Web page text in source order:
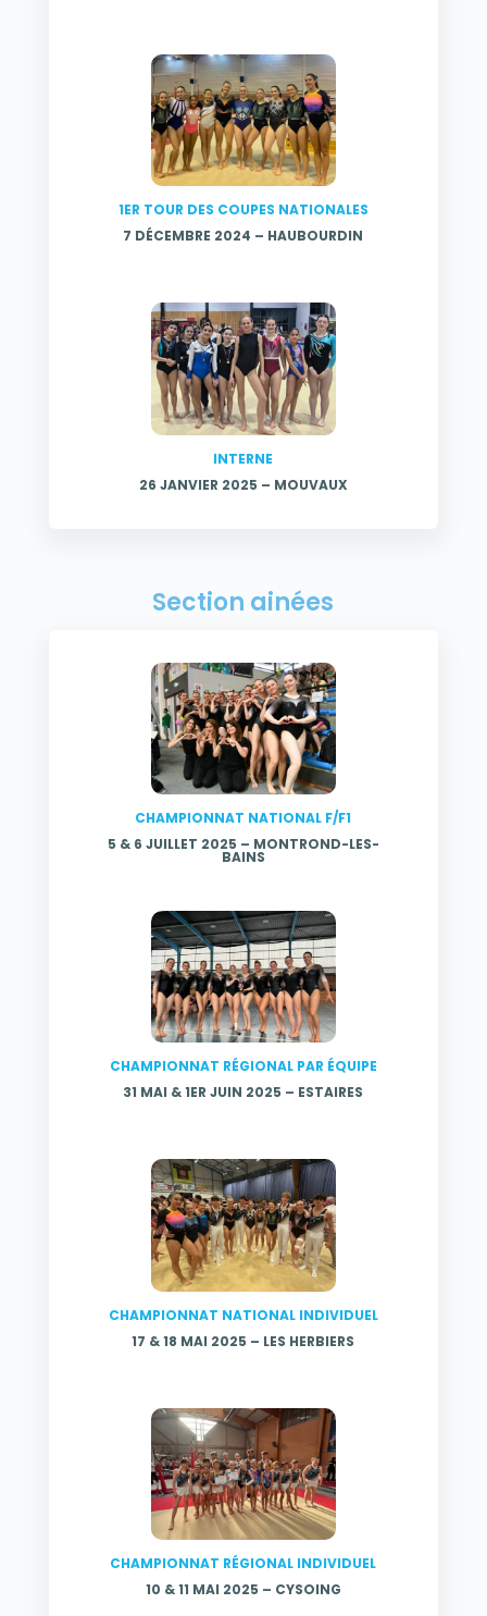
1ER TOUR DES COUPES NATIONALES
7 DÉCEMBRE 2024 – HAUBOURDIN
INTERNE
26 JANVIER 2025 – MOUVAUX
Section ainées
CHAMPIONNAT NATIONAL F/F1
5 & 6 JUILLET 2025 – MONTROND-LES-
BAINS
CHAMPIONNAT RÉGIONAL PAR ÉQUIPE
31 MAI & 1ER JUIN 2025 – ESTAIRES
CHAMPIONNAT NATIONAL INDIVIDUEL
17 & 18 MAI 2025 – LES HERBIERS
CHAMPIONNAT RÉGIONAL INDIVIDUEL
10 & 11 MAI 2025 – CYSOING